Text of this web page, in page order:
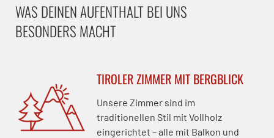
WAS DEINEN AUFENTHALT BEI UNS
BESONDERS MACHT
TIROLER ZIMMER MIT BERGBLICK
Unsere Zimmer sind im
traditionellen Stil mit Vollholz
eingerichtet – alle mit Balkon und